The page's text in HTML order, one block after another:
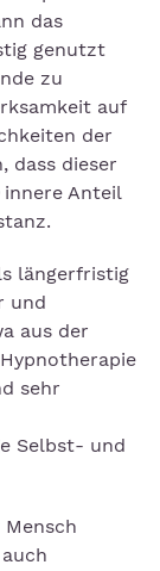
das
genutzt
zu
auf
der
dass dieser
innere Anteil
längerfristig
und
aus der
sehr
Selbst- und